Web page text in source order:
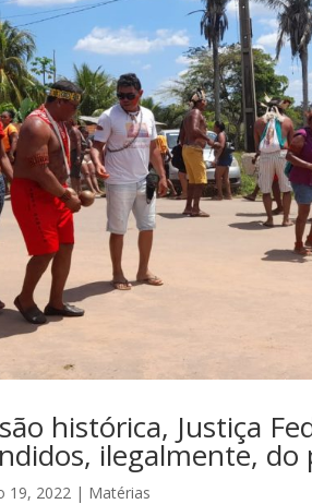
histórica, Justiça
ilegalmente, do
19, 2022 | Matérias